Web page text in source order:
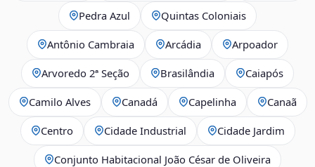
Pedra Azul Quintas Coloniais
Antônio Cambraia Arcádia Arpoador
Arvoredo 2ª Seção Brasilândia Caiapós
Camilo Alves Canadá Capelinha Canaã
Centro Cidade Industrial Cidade Jardim
Conjunto Habitacional João César de Oliveira